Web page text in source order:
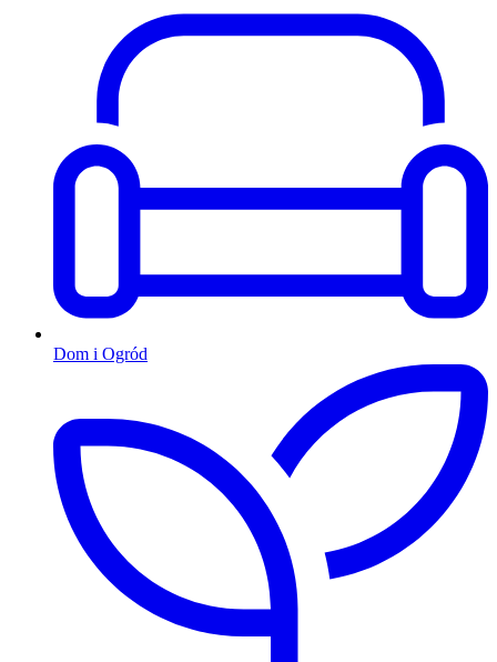
Dom i Ogród